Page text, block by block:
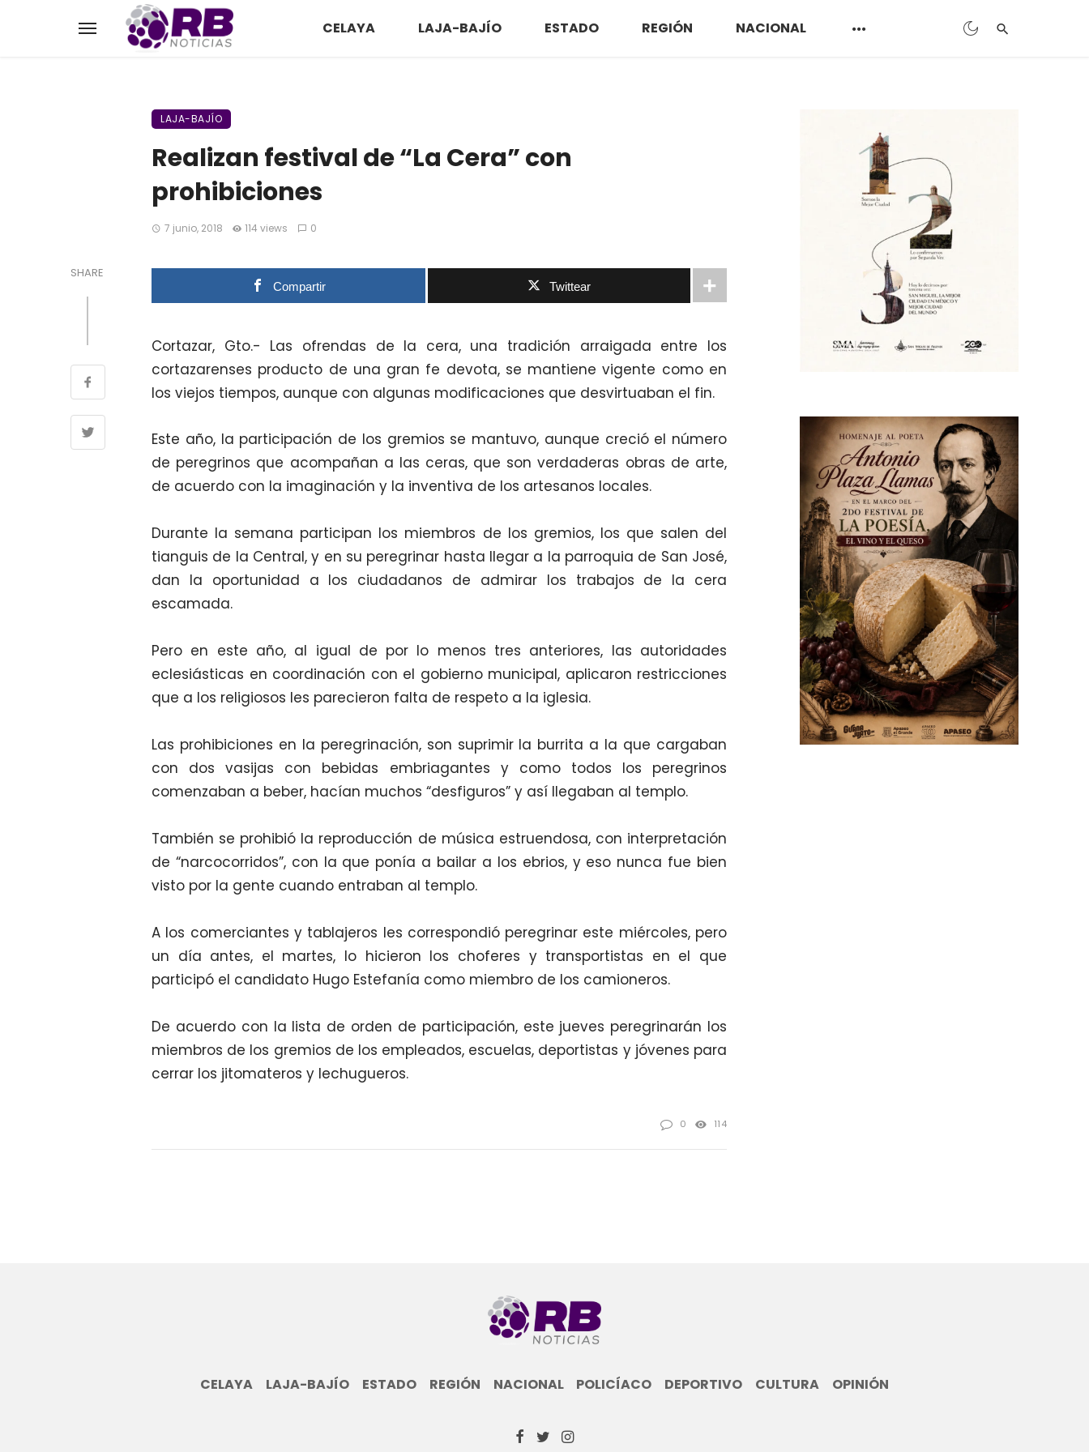
CELAYA LAJA-BAJÍO ESTADO REGIÓN NACIONAL
LAJA-BAJÍO
Realizan festival de “La Cera” con
prohibiciones
7 junio, 2018 114 views 0
SHARE
Compartir Twittear
Cortazar, Gto.- Las ofrendas de la cera, una tradición arraigada entre los
cortazarenses producto de una gran fe devota, se mantiene vigente como en
los viejos tiempos, aunque con algunas modificaciones que desvirtuaban el fin.
Este año, la participación de los gremios se mantuvo, aunque creció el número
de peregrinos que acompañan a las ceras, que son verdaderas obras de arte,
de acuerdo con la imaginación y la inventiva de los artesanos locales.
Durante la semana participan los miembros de los gremios, los que salen del
tianguis de la Central, y en su peregrinar hasta llegar a la parroquia de San José,
dan la oportunidad a los ciudadanos de admirar los trabajos de la cera
escamada.
Pero en este año, al igual de por lo menos tres anteriores, las autoridades
eclesiásticas en coordinación con el gobierno municipal, aplicaron restricciones
que a los religiosos les parecieron falta de respeto a la iglesia.
Las prohibiciones en la peregrinación, son suprimir la burrita a la que cargaban
con dos vasijas con bebidas embriagantes y como todos los peregrinos
comenzaban a beber, hacían muchos “desfiguros” y así llegaban al templo.
También se prohibió la reproducción de música estruendosa, con interpretación
de “narcocorridos”, con la que ponía a bailar a los ebrios, y eso nunca fue bien
visto por la gente cuando entraban al templo.
A los comerciantes y tablajeros les correspondió peregrinar este miércoles, pero
un día antes, el martes, lo hicieron los choferes y transportistas en el que
participó el candidato Hugo Estefanía como miembro de los camioneros.
De acuerdo con la lista de orden de participación, este jueves peregrinarán los
miembros de los gremios de los empleados, escuelas, deportistas y jóvenes para
cerrar los jitomateros y lechugueros.
0 114
CELAYA LAJA-BAJÍO ESTADO REGIÓN NACIONAL POLICÍACO DEPORTIVO CULTURA OPINIÓN